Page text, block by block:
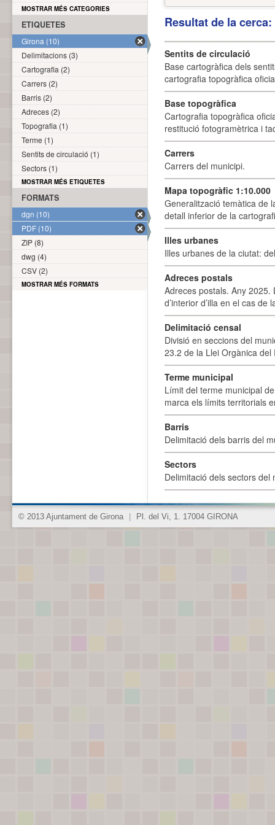
Resultat de la
Sentits de circulació
Base cartogràfica dels
cartografia topogràfica
Base topogràfica
Cartografia topogràfica
restitució fotogramètrica i
Carrers
Carrers del municipi.
Mapa topogràfic 1:10.000
Generalització temàtica de
detall inferior de la
Illes urbanes
Illes urbanes de la ciutat:
Adreces postals
Adreces postals. Any 2025.
d’interior d’illa en el cas
Delimitació censal
Divisió en seccions del
23.2 de la Llei Orgànica
Terme municipal
Límit del terme municipal
marca els límits territorials
Barris
Delimitació dels barris del
Sectors
Delimitació dels sectors del
MOSTRAR MÉS CATEGORIES
ETIQUETES
Girona (10)
Delimitacions (3)
Cartografia (2)
Carrers (2)
Barris (2)
Adreces (2)
Topografia (1)
Terme (1)
Sentits de circulació (1)
Sectors (1)
MOSTRAR MÉS ETIQUETES
FORMATS
dgn (10)
PDF (10)
ZIP (8)
dwg (4)
CSV (2)
MOSTRAR MÉS FORMATS
© 2013 Ajuntament de Girona Pl. del Vi, 1. 17004 GIRONA